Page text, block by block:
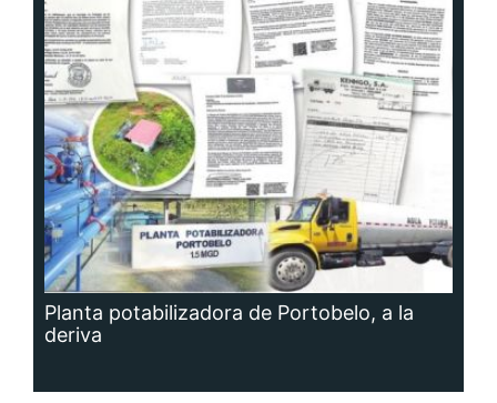
Planta potabilizadora de Portobelo, a la
deriva